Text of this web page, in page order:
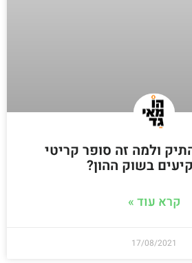
ולמה זה סופר קריטי
בשוק ההון?
קרא עוד »
17/08/2021